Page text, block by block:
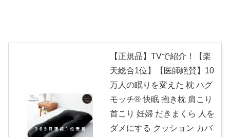
【正規品】TVで紹介！【楽
天総合1位】【医師絶賛】10
万人の眠りを変えた 枕 ハグ
モッチ® 快眠 抱き枕 肩こり
首こり 妊婦 だきまくら 人を
ダメにする クッション カバ